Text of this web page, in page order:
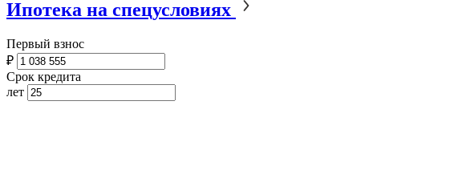
Ипотека на спецусловиях
Первый взнос
₽
Срок кредита
лет